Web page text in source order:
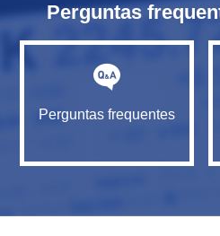
Perguntas
Perguntas frequentes